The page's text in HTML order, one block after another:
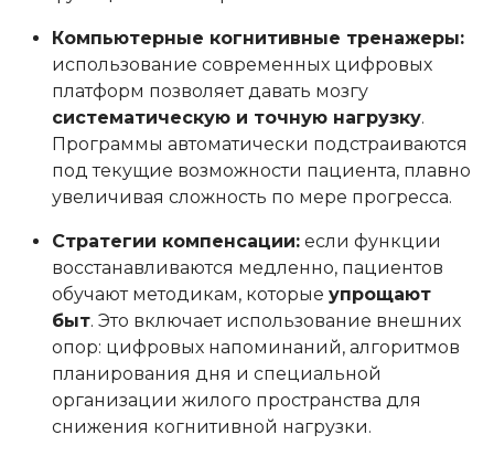
Компьютерные когнитивные тренажеры:
использование современных цифровых
платформ позволяет давать мозгу
систематическую и точную нагрузку.
Программы автоматически подстраиваются
под текущие возможности пациента, плавно
увеличивая сложность по мере прогресса.
Стратегии компенсации: если функции
восстанавливаются медленно, пациентов
обучают методикам, которые упрощают
быт. Это включает использование внешних
опор: цифровых напоминаний, алгоритмов
планирования дня и специальной
организации жилого пространства для
снижения когнитивной нагрузки.